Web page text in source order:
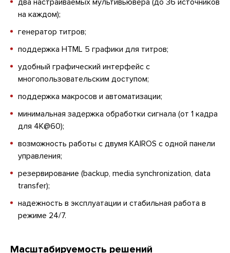
на каждом);
генератор титров;
поддержка HTML 5 графики для титров;
удобный графический интерфейс с
многопользовательским доступом;
поддержка макросов и автоматизации;
минимальная задержка обработки сигнала (от 1 кадра
для 4K@60);
возможность работы с двумя KAIROS с одной панели
управления;
резервирование (backup, media synchronization, data
transfer);
надежность в эксплуатации и стабильная работа в
режиме 24/7.
Масштабируемость решений